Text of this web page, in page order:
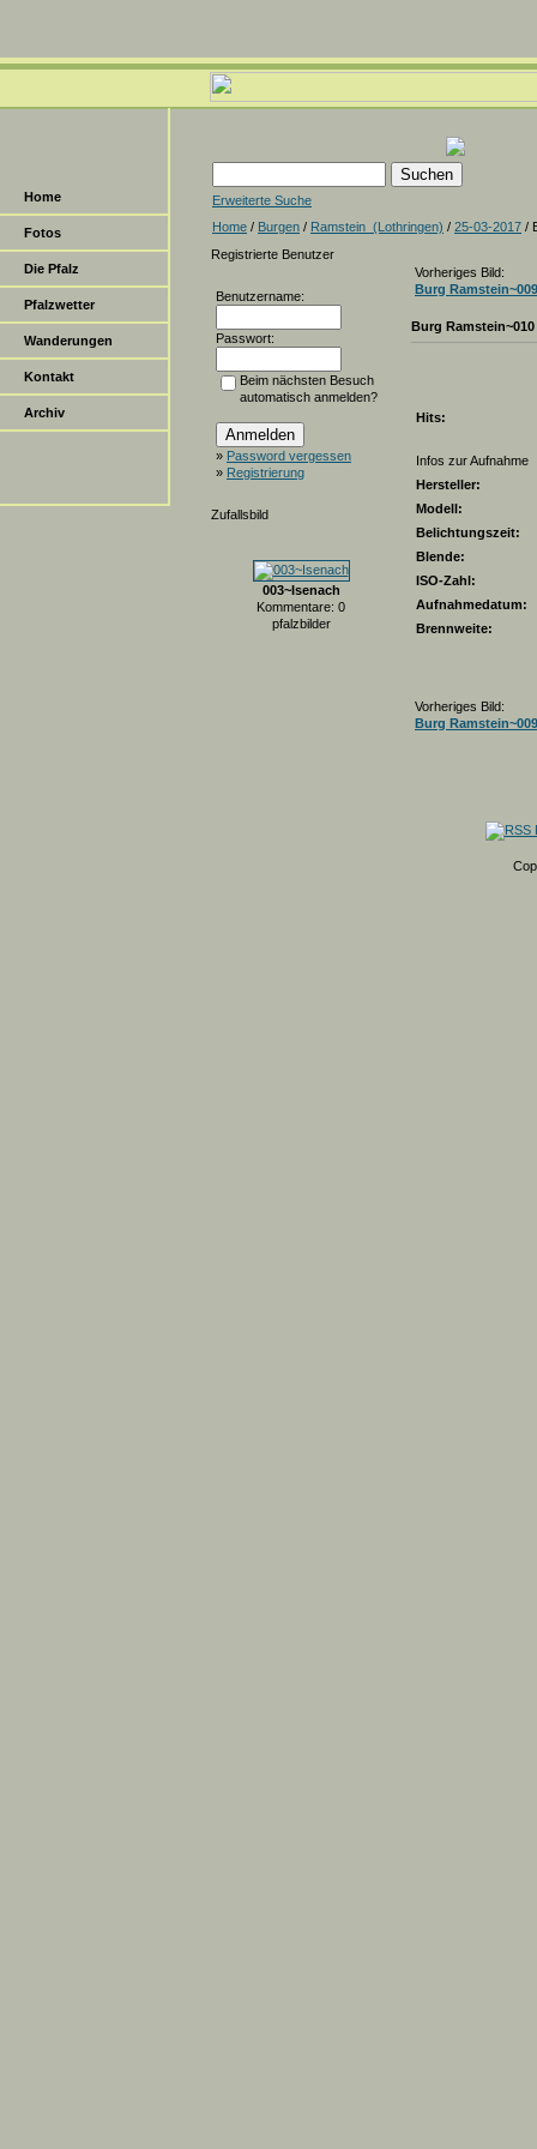
Home
Fotos
Die Pfalz
Pfalzwetter
Wanderungen
Kontakt
Archiv
Erweiterte Suche
Home / Burgen / Ramstein_(Lothringen) / 25-03-2017 /
Registrierte Benutzer
Benutzername:
Passwort:
Beim nächsten Besuch
automatisch anmelden?
» Password vergessen
» Registrierung
Zufallsbild
003~Isenach
Kommentare: 0
pfalzbilder
Vorheriges Bild:
Burg Ramstein~009
Burg Ramstein~010
Hits:
Infos zur Aufnahme
Hersteller:
Modell:
Belichtungszeit:
Blende:
ISO-Zahl:
Aufnahmedatum:
Brennweite:
Vorheriges Bild:
Burg Ramstein~009